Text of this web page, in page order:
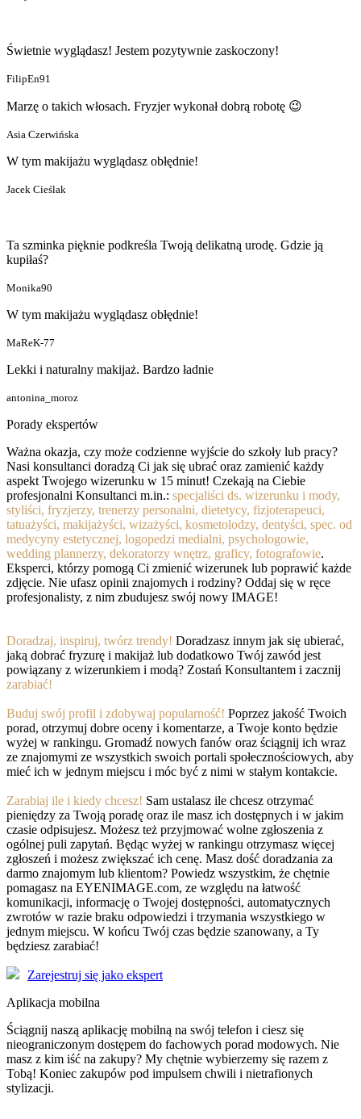
Świetnie wyglądasz! Jestem pozytywnie zaskoczony!
FilipEn91
Marzę o takich włosach. Fryzjer wykonał dobrą robotę 😉
Asia Czerwińska
W tym makijażu wyglądasz obłędnie!
Jacek Cieślak
Ta szminka pięknie podkreśla Twoją delikatną urodę. Gdzie ją
kupiłaś?
Monika90
W tym makijażu wyglądasz obłędnie!
MaReK-77
Lekki i naturalny makijaż. Bardzo ładnie
antonina_moroz
Porady ekspertów
Ważna okazja, czy może codzienne wyjście do szkoły lub pracy?
Nasi konsultanci doradzą Ci jak się ubrać oraz zamienić każdy
aspekt Twojego wizerunku w 15 minut! Czekają na Ciebie
profesjonalni Konsultanci m.in.: specjaliści ds. wizerunku i mody,
styliści, fryzjerzy, trenerzy personalni, dietetycy, fizjoterapeuci,
tatuażyści, makijażyści, wizażyści, kosmetolodzy, dentyści, spec. od
medycyny estetycznej, logopedzi medialni, psychologowie,
wedding plannerzy, dekoratorzy wnętrz, graficy, fotografowie.
Eksperci, którzy pomogą Ci zmienić wizerunek lub poprawić każde
zdjęcie. Nie ufasz opinii znajomych i rodziny? Oddaj się w ręce
profesjonalisty, z nim zbudujesz swój nowy IMAGE!
Doradzaj, inspiruj, twórz trendy! Doradzasz innym jak się ubierać,
jaką dobrać fryzurę i makijaż lub dodatkowo Twój zawód jest
powiązany z wizerunkiem i modą? Zostań Konsultantem i zacznij
zarabiać!
Buduj swój profil i zdobywaj popularność! Poprzez jakość Twoich
porad, otrzymuj dobre oceny i komentarze, a Twoje konto będzie
wyżej w rankingu. Gromadź nowych fanów oraz ściągnij ich wraz
ze znajomymi ze wszystkich swoich portali społecznościowych, aby
mieć ich w jednym miejscu i móc być z nimi w stałym kontakcie.
Zarabiaj ile i kiedy chcesz! Sam ustalasz ile chcesz otrzymać
pieniędzy za Twoją poradę oraz ile masz ich dostępnych i w jakim
czasie odpisujesz. Możesz też przyjmować wolne zgłoszenia z
ogólnej puli zapytań. Będąc wyżej w rankingu otrzymasz więcej
zgłoszeń i możesz zwiększać ich cenę. Masz dość doradzania za
darmo znajomym lub klientom? Powiedz wszystkim, że chętnie
pomagasz na EYENIMAGE.com, ze względu na łatwość
komunikacji, informację o Twojej dostępności, automatycznych
zwrotów w razie braku odpowiedzi i trzymania wszystkiego w
jednym miejscu. W końcu Twój czas będzie szanowany, a Ty
będziesz zarabiać!
Zarejestruj się jako ekspert
Aplikacja mobilna
Ściągnij naszą aplikację mobilną na swój telefon i ciesz się
nieograniczonym dostępem do fachowych porad modowych. Nie
masz z kim iść na zakupy? My chętnie wybierzemy się razem z
Tobą! Koniec zakupów pod impulsem chwili i nietrafionych
stylizacji.